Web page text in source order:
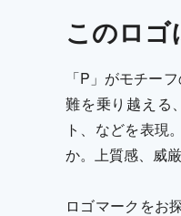
このロゴ
「P」がモチー
難を乗り越える
ト、などを表現
か。上質感、威
ロゴマークをお